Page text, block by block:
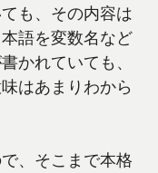
も、その内容は
語を変数名など
かれていても、
はあまりわから
、そこまで本格